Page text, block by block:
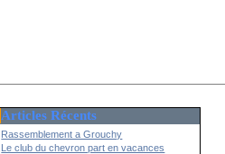
Articles Récents
Rassemblement a Grouchy
Le club du chevron part en vacances